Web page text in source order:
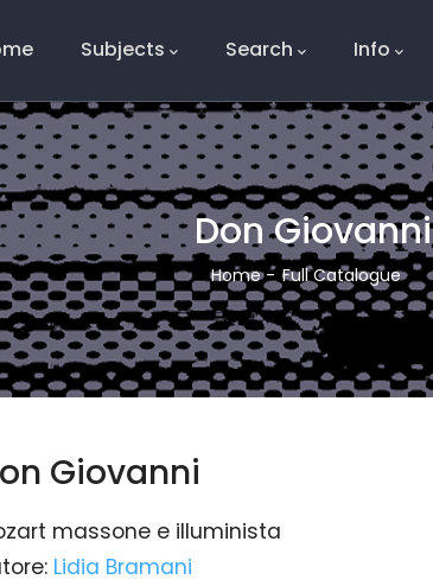
Subjects Search Info
Don Giovanni
Breadcrumb
Home - Full Catalogue
Giovanni
massone e illuminista
Lidia Bramani